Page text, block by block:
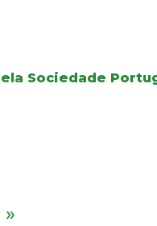
Sociedade
»